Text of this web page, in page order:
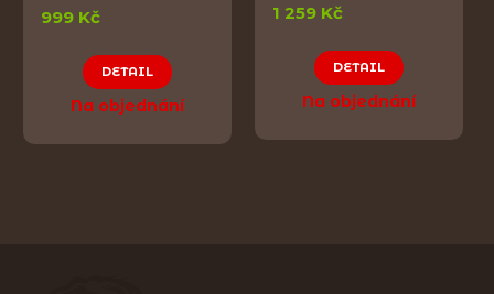
999 Kč
DETAIL
Na objednání
1 259 Kč
DETAIL
Na objednání